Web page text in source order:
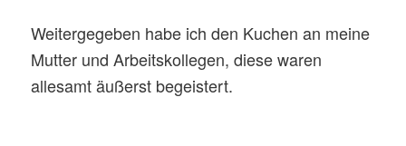
Weitergegeben habe ich den Kuchen an meine
Mutter und Arbeitskollegen, diese waren
allesamt äußerst begeistert.